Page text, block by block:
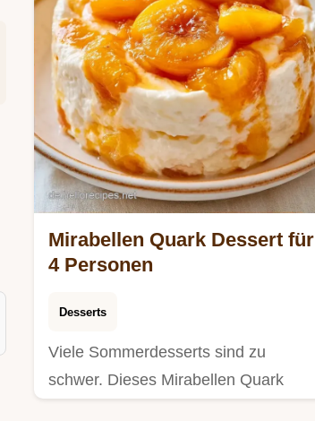
Mirabellen Quark Dessert für
4 Personen
Desserts
Viele Sommerdesserts sind zu
schwer. Dieses Mirabellen Quark